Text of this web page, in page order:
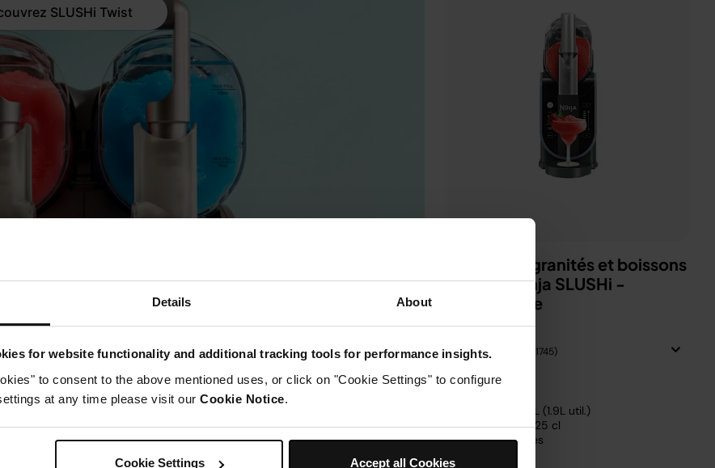
Details About
for website functionality and additional tracking tools for performance insights.
to consent to the above mentioned uses, or click on "Cookie Settings" to configure
at any time please visit our Cookie Notice.
Cookie Settings Accept all Cookies
SLUSHi Twist
Machine à granités et boissons
glacées Ninja SLUSHi -
Cyberspace
Modèle: FS301EU
(1745)
Capacité 2.5L (1.9L util.)
7+ verres de 25 cl
5 programmes